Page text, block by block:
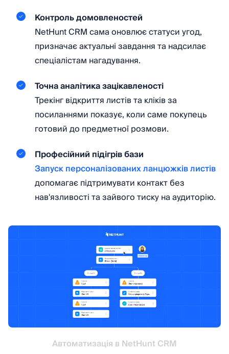
Контроль домовленостей
NetHunt CRM сама оновлює статуси угод,
призначає актуальні завдання та надсилає
спеціалістам нагадування.
Точна аналітика зацікавленості
Трекінг відкриття листів та кліків за
посиланнями показує, коли саме покупець
готовий до предметної розмови.
Професійний підігрів бази
Запуск персоналізованих ланцюжків листів
допомагає підтримувати контакт без
нав'язливості та зайвого тиску на аудиторію.
Автоматизація в NetHunt CRM